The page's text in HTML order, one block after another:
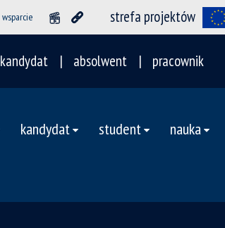
wsparcie strefa projektów
kandydat absolwent pracownik
kandydat student nauka